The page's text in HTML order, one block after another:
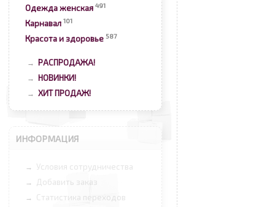
Одежда женская 491
Карнавал 101
Красота и здоровье 587
→ РАСПРОДАЖА!
→ НОВИНКИ!
→ ХИТ ПРОДАЖ!
ИНФОРМАЦИЯ
→ Условия сотрудничества
→ Добавить заказ
→ Статистика переходов